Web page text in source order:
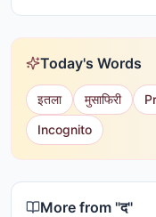
Today's Words
इतला मुसाफिरी
Incognito
More from "द"